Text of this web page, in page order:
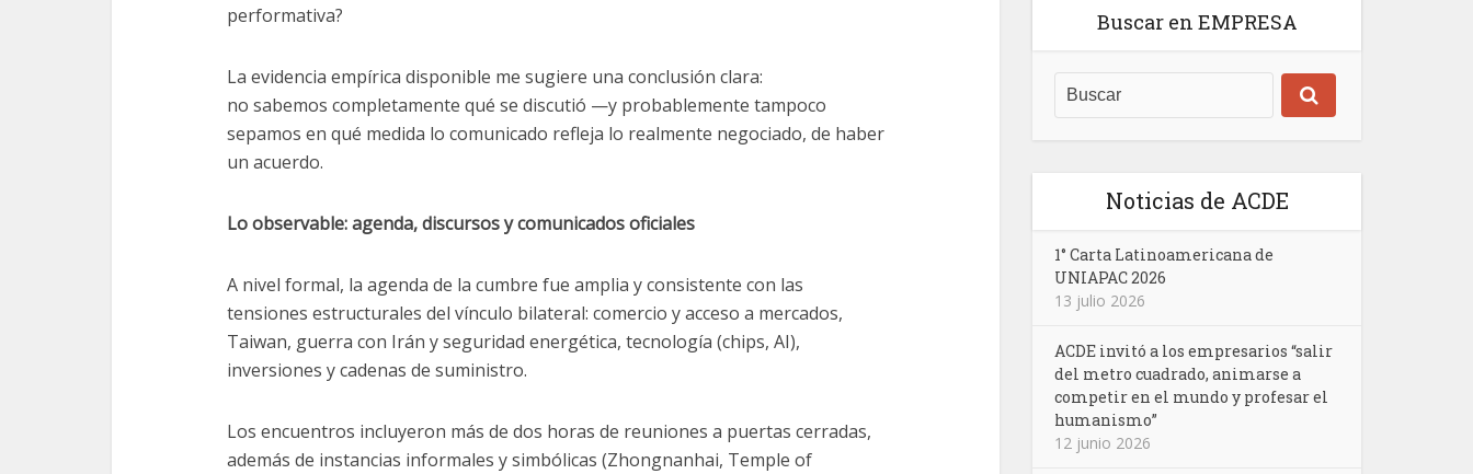
performativa?
La evidencia empírica disponible me sugiere una conclusión clara:
no sabemos completamente qué se discutió —y probablemente tampoco
sepamos en qué medida lo comunicado refleja lo realmente negociado, de haber
un acuerdo.
Lo observable: agenda, discursos y comunicados oficiales
A nivel formal, la agenda de la cumbre fue amplia y consistente con las
tensiones estructurales del vínculo bilateral: comercio y acceso a mercados,
Taiwan, guerra con Irán y seguridad energética, tecnología (chips, AI),
inversiones y cadenas de suministro.
Los encuentros incluyeron más de dos horas de reuniones a puertas cerradas,
además de instancias informales y simbólicas (Zhongnanhai, Temple of
Buscar en EMPRESA
Noticias de ACDE
1° Carta Latinoamericana de
UNIAPAC 2026
13 julio 2026
ACDE invitó a los empresarios “salir
del metro cuadrado, animarse a
competir en el mundo y profesar el
humanismo”
12 junio 2026